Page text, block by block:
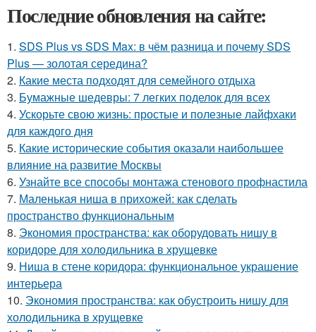
Последние обновления на сайте:
1. SDS Plus vs SDS Max: в чём разница и почему SDS
Plus — золотая середина?
2. Какие места подходят для семейного отдыха
3. Бумажные шедевры: 7 легких поделок для всех
4. Ускорьте свою жизнь: простые и полезные лайфхаки
для каждого дня
5. Какие исторические события оказали наибольшее
влияние на развитие Москвы
6. Узнайте все способы монтажа стенового профнастила
7. Маленькая ниша в прихожей: как сделать
пространство функциональным
8. Экономия пространства: как оборудовать нишу в
коридоре для холодильника в хрущевке
9. Ниша в стене коридора: функциональное украшение
интерьера
10. Экономия пространства: как обустроить нишу для
холодильника в хрущевке